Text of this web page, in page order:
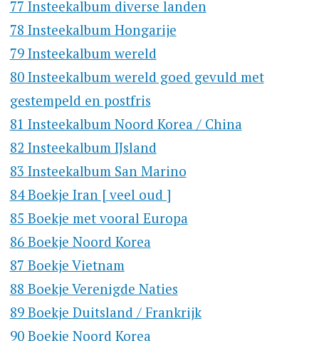
77 Insteekalbum diverse landen
78 Insteekalbum Hongarije
79 Insteekalbum wereld
80 Insteekalbum wereld goed gevuld met
gestempeld en postfris
81 Insteekalbum Noord Korea / China
82 Insteekalbum IJsland
83 Insteekalbum San Marino
84 Boekje Iran [ veel oud ]
85 Boekje met vooral Europa
86 Boekje Noord Korea
87 Boekje Vietnam
88 Boekje Verenigde Naties
89 Boekje Duitsland / Frankrijk
90 Boekje Noord Korea